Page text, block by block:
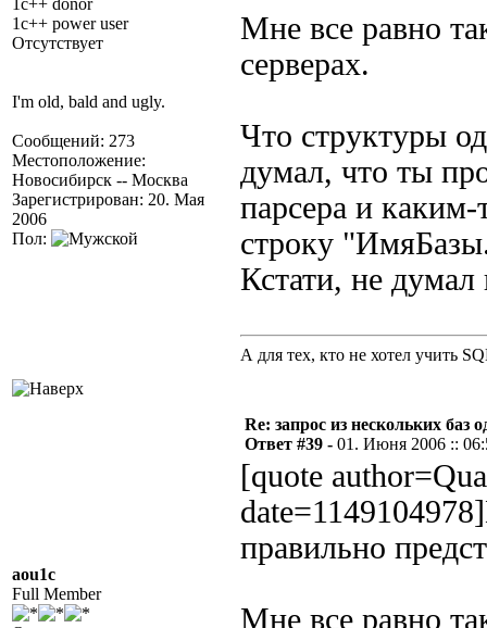
1c++ donor
1c++ power user
Отсутствует
I'm old, bald and ugly.
Сообщений: 273
Местоположение:
Новосибирск -- Москва
Зарегистрирован: 20. Мая
2006
Пол:
Мне все равно
серверах.
Что структуры
думал, что ты
парсера и каким-
строку
Кстати, не
А для тех, кто не хотел учить
aou1c
Full Member
Re: запрос из нескольких баз
Ответ #39 - 01. Июня 2006 ::
[quote
правильно
Мне все равно